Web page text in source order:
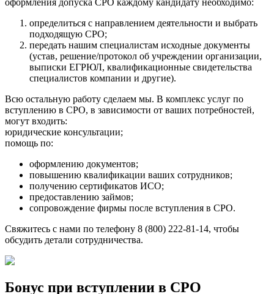
определиться с направлением деятельности и выбрать
подходящую СРО;
передать нашим специалистам исходные документы
(устав, решение/протокол об учреждении организации,
выписки ЕГРЮЛ, квалификационные свидетельства
специалистов компании и другие).
Всю остальную работу сделаем мы. В комплекс услуг по
вступлению в СРО, в зависимости от ваших потребностей,
могут входить:
юридические консультации;
помощь по:
оформлению документов;
повышению квалификации ваших сотрудников;
получению сертификатов ИСО;
предоставлению займов;
сопровождение фирмы после вступления в СРО.
Свяжитесь с нами по телефону 8 (800) 222-81-14, чтобы
обсудить детали сотрудничества.
Бонус при вступлении в СРО